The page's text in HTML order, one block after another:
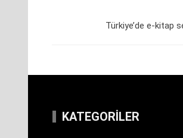
Türkiye’de e-kitap
KATEGORILER